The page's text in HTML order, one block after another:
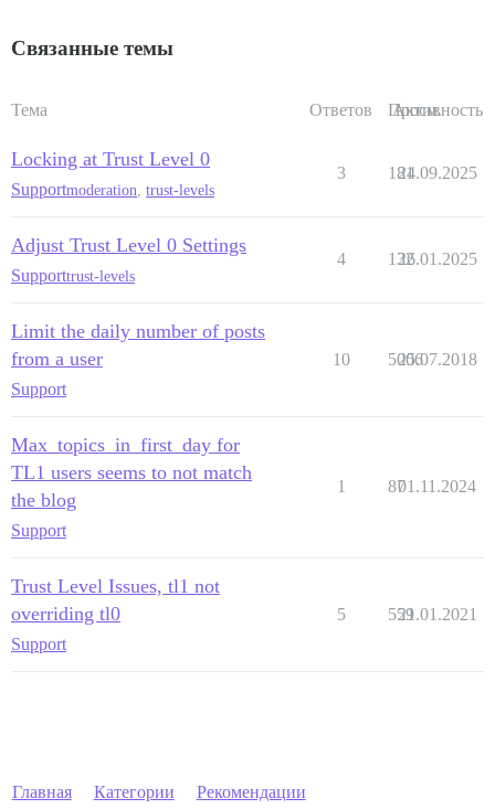
Связанные темы
Тема Ответов Просм.
Активность
Locking at Trust Level 0
Supportmoderation trust-levels
3 181
24.09.2025
Adjust Trust Level 0 Settings
Supporttrust-levels
4 132
26.01.2025
Limit the daily number of posts
from a user
Support
10 5006
25.07.2018
Max_topics_in_first_day for
TL1 users seems to not match
the blog
Support
1 8701.11.2024
Trust Level Issues, tl1 not
overriding tl0
Support
5 559
21.01.2021
Главная Категории Рекомендации